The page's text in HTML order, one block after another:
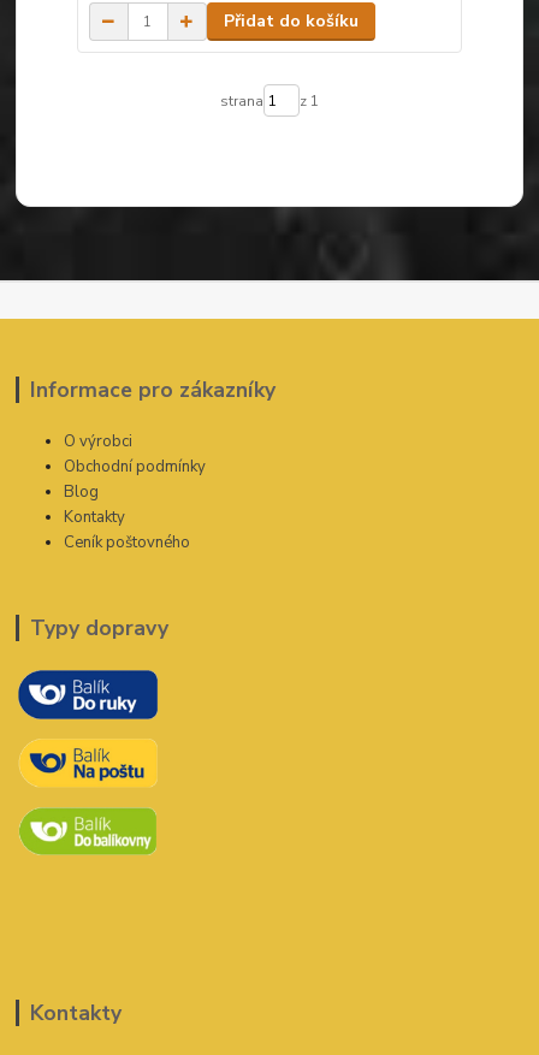
Přidat do košíku
strana z 1
Informace pro zákazníky
O výrobci
Obchodní podmínky
Blog
Kontakty
Ceník poštovného
Typy dopravy
Kontakty